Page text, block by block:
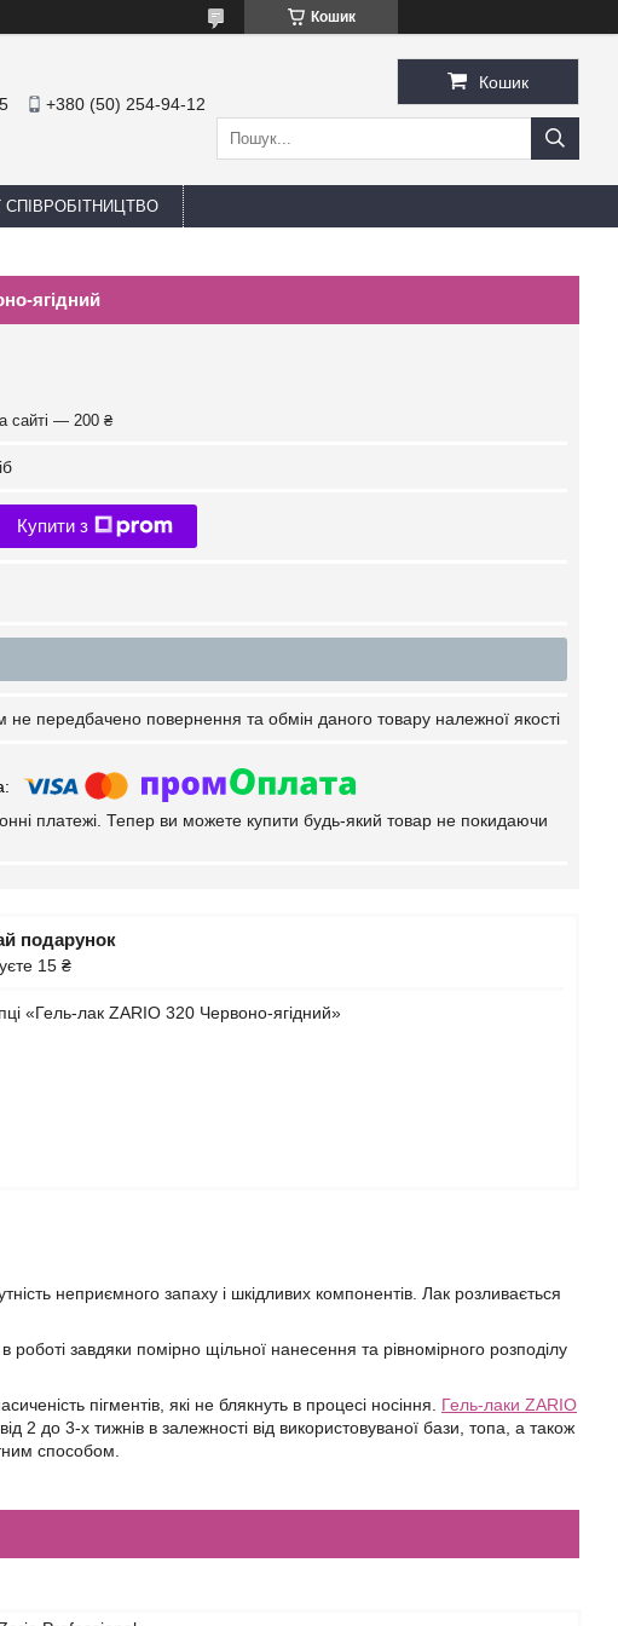
Кошик
+380 (50) 254-94-12
Кошик
СПІВРОБІТНИЦТВО
ягідний
сайті — 200 ₴
Купити з
не передбачено повернення та обмін даного товару належної якості
платежі. Тепер ви можете купити будь-який товар не покидаючи
подарунок
15 ₴
«Гель-лак ZARIO 320 Червоно-ягідний»
неприємного запаху і шкідливих компонентів. Лак розливається
завдяки помірно щільної нанесення та рівномірного розподілу
пігментів, які не блякнуть в процесі носіння. Гель-лаки ZARIO
2 до 3-х тижнів в залежності від використовуваної бази, топа, а також
способом.